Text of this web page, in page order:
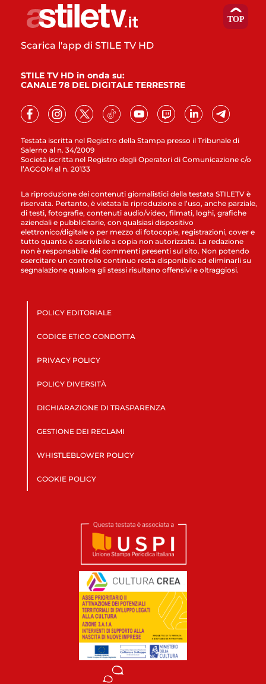
Testata iscritta nel Registro della Stampa presso il Tribunale di
Salerno al n. 34/2009
Società iscritta nel Registro degli Operatori di Comunicazione c/o
l’AGCOM al n. 20133
Scarica l'app di STILE TV HD
STILE TV HD in onda su:
CANALE 78 DEL DIGITALE TERRESTRE
La riproduzione dei contenuti giornalistici della testata STILETV è
riservata. Pertanto, è vietata la riproduzione e l’uso, anche parziale,
di testi, fotografie, contenuti audio/video, filmati, loghi, grafiche
aziendali e pubblicitarie, con qualsiasi dispositivo
elettronico/digitale o per mezzo di fotocopie, registrazioni, cover e
tutto quanto è ascrivibile a copia non autorizzata. La redazione
non è responsabile dei commenti presenti sul sito. Non potendo
esercitare un controllo continuo resta disponibile ad eliminarli su
segnalazione qualora gli stessi risultano offensivi e oltraggiosi.
POLICY EDITORIALE
CODICE ETICO CONDOTTA
PRIVACY POLICY
POLICY DIVERSITÀ
DICHIARAZIONE DI TRASPARENZA
GESTIONE DEI RECLAMI
WHISTLEBLOWER POLICY
COOKIE POLICY